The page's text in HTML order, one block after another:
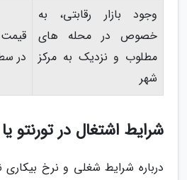
وجود بازار رقابتی، به
خصوص در محله ­های
مطلوب و نزدیک به مرکز
شهر
در
شرایط اشتغال در تورنتو
درباره شرایط شغلی و نرخ بیکاری